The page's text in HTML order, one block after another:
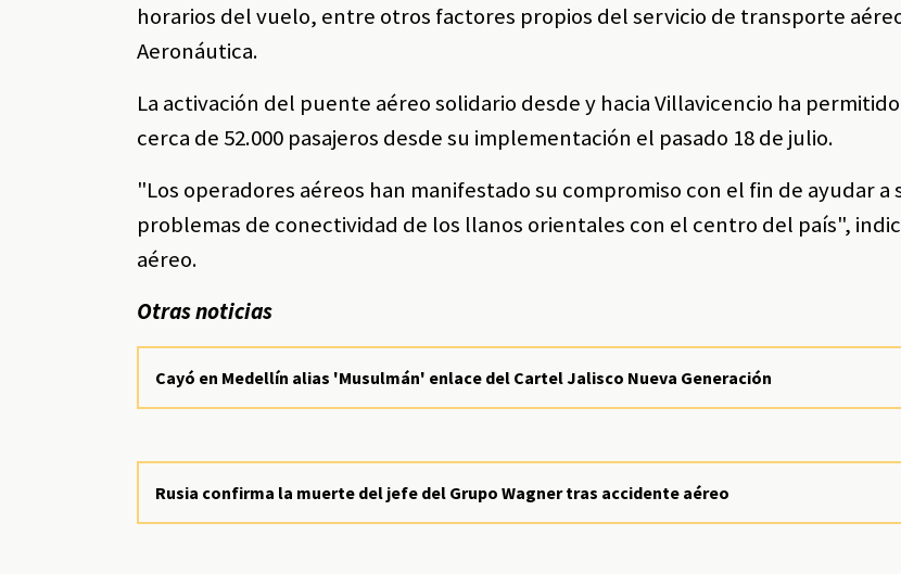
horarios del vuelo, entre otros factores propios del servicio de transporte
Aeronáutica.
La activación del puente aéreo solidario desde y hacia Villavicencio ha
cerca de 52.000 pasajeros desde su implementación el pasado 18 de julio.
"Los operadores aéreos han manifestado su compromiso con el fin de ayudar a
problemas de conectividad de los llanos orientales con el centro del país",
aéreo.
Otras noticias
Cayó en Medellín alias 'Musulmán' enlace del Cartel Jalisco Nueva Generación
Rusia confirma la muerte del jefe del Grupo Wagner tras accidente aéreo